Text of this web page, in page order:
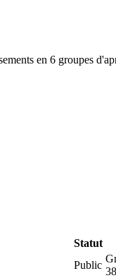
en 6 groupes
Statut
Public